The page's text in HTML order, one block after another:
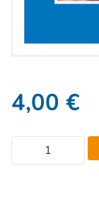
4,00 €